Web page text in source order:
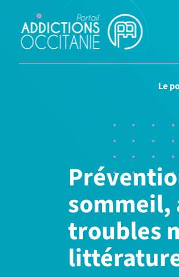
Le
sommeil,
troubles